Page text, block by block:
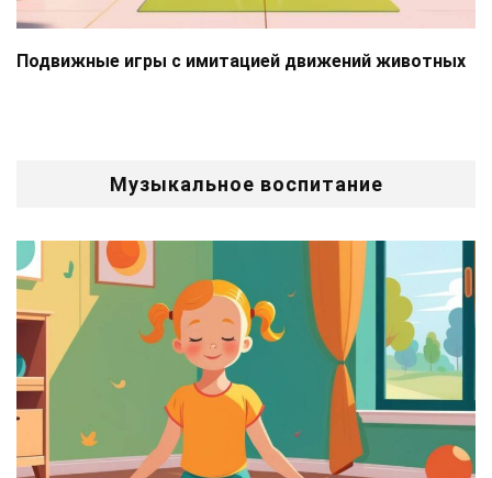
Подвижные игры с имитацией движений животных
Музыкальное воспитание